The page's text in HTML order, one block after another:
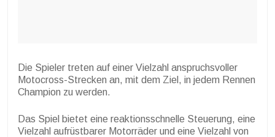
Die Spieler treten auf einer Vielzahl anspruchsvoller
Motocross-Strecken an, mit dem Ziel, in jedem Rennen
Champion zu werden.
Das Spiel bietet eine reaktionsschnelle Steuerung, eine
Vielzahl aufrüstbarer Motorräder und eine Vielzahl von